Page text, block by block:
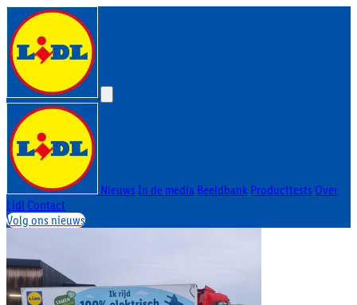
Nieuws In de mediaBeeldbank Producttests Over
Lidl Contact
Volg ons nieuws